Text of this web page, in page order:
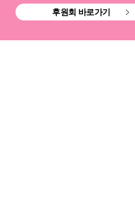
후원회 바로가기